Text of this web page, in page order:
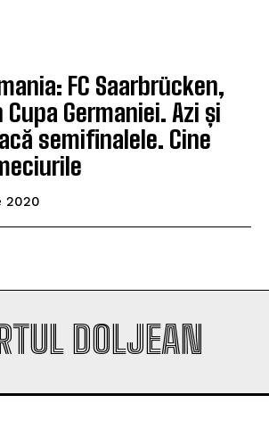
FC Saarbrücken,
Germaniei. Azi și
semifinalele. Cine
2020
DOLJEAN